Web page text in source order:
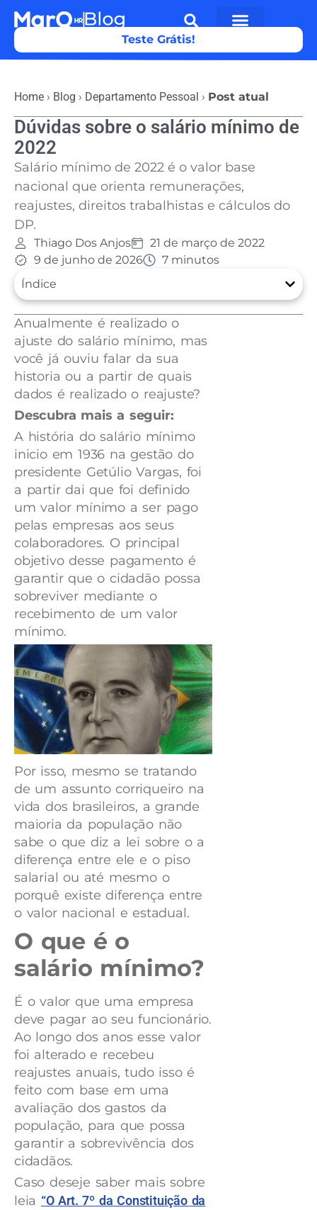
Teste Grátis!
Home › Blog › Departamento Pessoal › Post atual
Dúvidas sobre o salário mínimo de
2022
Salário mínimo de 2022 é o valor base
nacional que orienta remunerações,
reajustes, direitos trabalhistas e cálculos do
DP.
Thiago Dos Anjos
21 de março de 2022
9 de junho de 2026
7 minutos
Índice
Anualmente é realizado o
ajuste do salário mínimo, mas
você já ouviu falar da sua
historia ou a partir de quais
dados é realizado o reajuste?
Descubra mais a seguir:
A história do salário mínimo
inicio em 1936 na gestão do
presidente Getúlio Vargas, foi
a partir dai que foi definido
um valor mínimo a ser pago
pelas empresas aos seus
colaboradores. O principal
objetivo desse pagamento é
garantir que o cidadão possa
sobreviver mediante o
recebimento de um valor
mínimo.
Por isso, mesmo se tratando
de um assunto corriqueiro na
vida dos brasileiros, a grande
maioria da população não
sabe o que diz a lei sobre o a
diferença entre ele e o piso
salarial ou até mesmo o
porquê existe diferença entre
o valor nacional e estadual.
O que é o
salário mínimo?
É o valor que uma empresa
deve pagar ao seu funcionário.
Ao longo dos anos esse valor
foi alterado e recebeu
reajustes anuais, tudo isso é
feito com base em uma
avaliação dos gastos da
população, para que possa
garantir a sobrevivência dos
cidadãos.
Caso deseje saber mais sobre
leia “O Art. 7º da Constituição da